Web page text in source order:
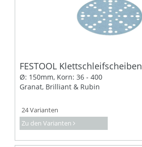
FESTOOL Klettschleifscheiben
Ø: 150mm, Korn: 36 - 400
Granat, Brilliant & Rubin
24 Varianten
Zu den Varianten